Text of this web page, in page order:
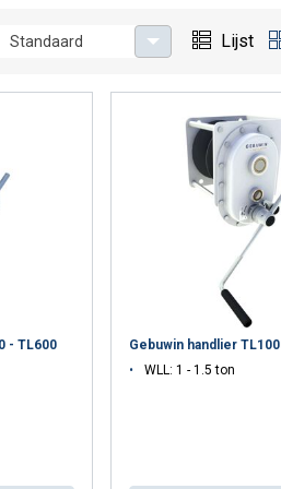
Ze worden als back-upsysteem
voor het incidenteel openen en sluiten
locaties waar geen elektriciteit
de bouw, de scheepvaart en de
14492-1. Als EKH-gecertificeerd
Standaard Lijst
- TL600
Gebuwin handlier
WLL: 1 - 1.5 ton